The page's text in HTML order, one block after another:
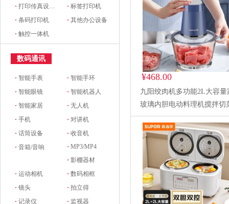
·打印传真设备配件 ·标签打印机
·条码打印机 ·其他办公设备
·触控一体机
数码通讯
·智能手表 ·智能手环
·智能眼镜 ·智能机器人
·智能家居 ·无人机
·手机 ·对讲机
·话筒设备 ·收音机
·音箱/音响 ·MP3/MP4
·影棚器材
·运动相机 ·数码相框
·镜头 ·拍立得
·记录仪 · 监视器
¥468.00
九阳绞肉机多功能2L大容量
玻璃内胆电动料理机搅拌切
肉馅S18-LA360